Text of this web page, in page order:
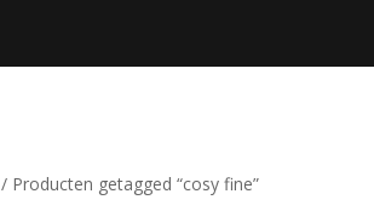
/ Producten getagged “cosy fine”